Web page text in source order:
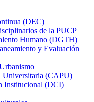
(DEC)
de la PUCP
Humano (DGTH)
y Evaluación
Universitaria (CAPU)
Institucional (DCI)